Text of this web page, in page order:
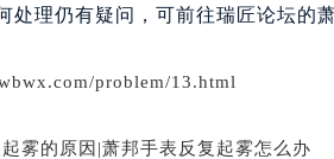
处理仍有疑问，可前往瑞匠论坛的
problem/13.html
雾的原因|萧邦手表反复起雾怎么办